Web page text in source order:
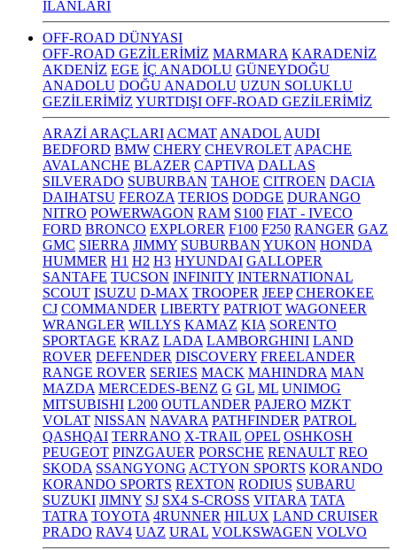
İLANLARI
OFF-ROAD DÜNYASI
OFF-ROAD GEZİLERİMİZ MARMARA KARADENİZ
AKDENİZ EGE İÇ ANADOLU GÜNEYDOĞU
ANADOLU DOĞU ANADOLU UZUN SOLUKLU
GEZİLERİMİZ YURTDIŞI OFF-ROAD GEZİLERİMİZ
ARAZİ ARAÇLARI ACMAT ANADOL AUDI
BEDFORD BMW CHERY CHEVROLET APACHE
AVALANCHE BLAZER CAPTIVA DALLAS
SILVERADO SUBURBAN TAHOE CITROEN DACIA
DAIHATSU FEROZA TERIOS DODGE DURANGO
NITRO POWERWAGON RAM S100 FIAT - IVECO
FORD BRONCO EXPLORER F100 F250 RANGER GAZ
GMC SIERRA JIMMY SUBURBAN YUKON HONDA
HUMMER H1 H2 H3 HYUNDAI GALLOPER
SANTAFE TUCSON INFINITY INTERNATIONAL
SCOUT ISUZU D-MAX TROOPER JEEP CHEROKEE
CJ COMMANDER LIBERTY PATRIOT WAGONEER
WRANGLER WILLYS KAMAZ KIA SORENTO
SPORTAGE KRAZ LADA LAMBORGHINI LAND
ROVER DEFENDER DISCOVERY FREELANDER
RANGE ROVER SERIES MACK MAHINDRA MAN
MAZDA MERCEDES-BENZ G GL ML UNIMOG
MITSUBISHI L200 OUTLANDER PAJERO MZKT
VOLAT NISSAN NAVARA PATHFINDER PATROL
QASHQAI TERRANO X-TRAIL OPEL OSHKOSH
PEUGEOT PINZGAUER PORSCHE RENAULT REO
SKODA SSANGYONG ACTYON SPORTS KORANDO
KORANDO SPORTS REXTON RODIUS SUBARU
SUZUKI JIMNY SJ SX4 S-CROSS VITARA TATA
TATRA TOYOTA 4RUNNER HILUX LAND CRUISER
PRADO RAV4 UAZ URAL VOLKSWAGEN VOLVO